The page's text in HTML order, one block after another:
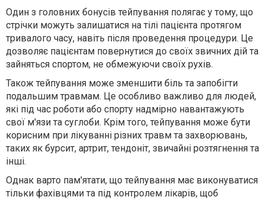
Один з головних бонусів тейпування полягає у тому, що
стрічки можуть залишатися на тілі пацієнта протягом
тривалого часу, навіть після проведення процедури. Це
дозволяє пацієнтам повернутися до своїх звичних дій та
зайняться спортом, не обмежуючи своїх рухів.
Також тейпування може зменшити біль та запобігти
подальшим травмам. Це особливо важливо для людей,
які під час роботи або спорту надмірно навантажують
свої м'язи та суглоби. Крім того, тейпування може бути
корисним при лікуванні різних травм та захворювань,
таких як бурсит, артрит, тендоніт, звичайні розтягнення та
інші.
Однак варто пам'ятати, що тейпування має виконуватися
тільки фахівцями та під контролем лікарів, щоб